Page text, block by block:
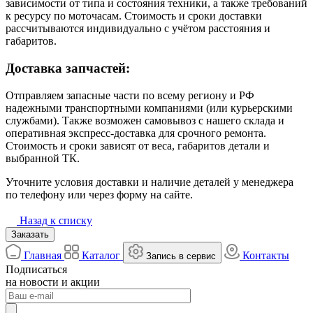
зависимости от типа и состояния техники, а также требований
к ресурсу по моточасам. Стоимость и сроки доставки
рассчитываются индивидуально с учётом расстояния и
габаритов.
Доставка запчастей:
Отправляем запасные части по всему региону и РФ
надежными транспортными компаниями (или курьерскими
службами). Также возможен самовывоз с нашего склада и
оперативная экспресс-доставка для срочного ремонта.
Стоимость и сроки зависят от веса, габаритов детали и
выбранной ТК.
Уточните условия доставки и наличие деталей у менеджера
по телефону или через форму на сайте.
Назад к списку
Заказать
Главная Каталог Запись в сервис
Контакты
Подписаться
на новости и акции